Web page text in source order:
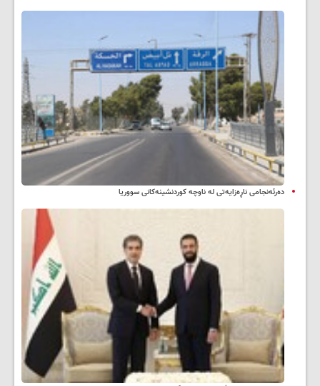
دەرئەنجامی ناڕەزایەتی لە ناوچە کوردنشینەکانی سووریا